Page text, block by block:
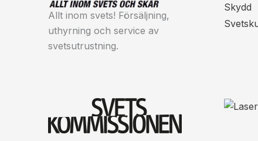
Allt inom svets! Försäljning,
uthyrning och service av
svetsutrustning.
Skydd